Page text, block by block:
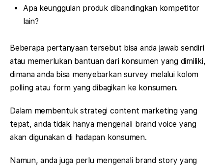
Apa keunggulan produk dibandingkan kompetitor
lain?
Beberapa pertanyaan tersebut bisa anda jawab sendiri
atau memerlukan bantuan dari konsumen yang dimiliki,
dimana anda bisa menyebarkan survey melalui kolom
polling atau form yang dibagikan ke konsumen.
Dalam membentuk strategi content marketing yang
tepat, anda tidak hanya mengenali brand voice yang
akan digunakan di hadapan konsumen.
Namun, anda juga perlu mengenali brand story yang